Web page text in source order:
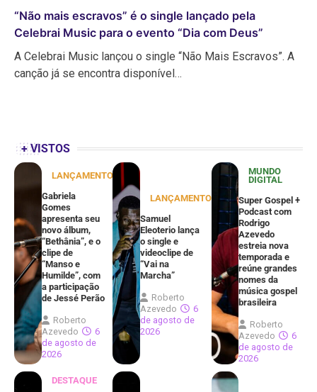
“Não mais escravos” é o single lançado pela
Celebrai Music para o evento “Dia com Deus”
A Celebrai Music lançou o single “Não Mais Escravos”. A
canção já se encontra disponível…
+ VISTOS
LANÇAMENTOS
Gabriela
Gomes
apresenta seu
novo álbum,
“Bethânia”, e o
clipe de
“Manso e
Humilde”, com
a participação
de Jessé Perão
Roberto
Azevedo
6
de agosto de
2026
LANÇAMENTOS
Samuel
Eleoterio lança
o single e
videoclipe de
“Vai na
Marcha”
Roberto
Azevedo
6
de agosto de
2026
MUNDO
DIGITAL
Super Gospel +
Podcast com
Rodrigo
Azevedo
estreia nova
temporada e
reúne grandes
nomes da
música gospel
brasileira
Roberto
Azevedo
6
de agosto de
2026
DESTAQUE